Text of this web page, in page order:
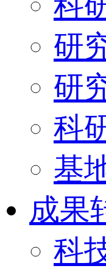
研
研
科
基
成果
科